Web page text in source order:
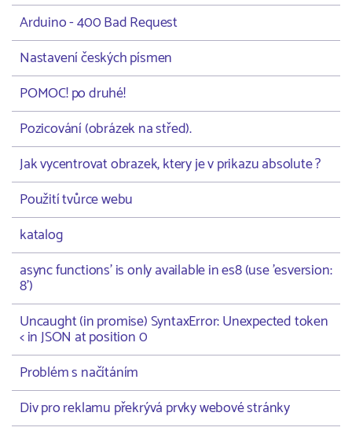
Arduino - 400 Bad Request
Nastavení českých písmen
POMOC! po druhé!
Pozicování (obrázek na střed).
Jak vycentrovat obrazek, ktery je v prikazu absolute ?
Použití tvůrce webu
katalog
async functions' is only available in es8 (use 'esversion:
8')
Uncaught (in promise) SyntaxError: Unexpected token
< in JSON at position 0
Problém s načítáním
Div pro reklamu překrývá prvky webové stránky